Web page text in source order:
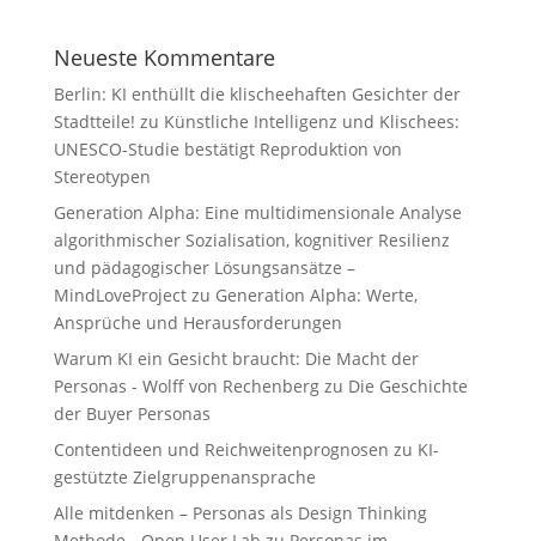
Neueste Kommentare
Berlin: KI enthüllt die klischeehaften Gesichter der
Stadtteile! zu Künstliche Intelligenz und Klischees:
UNESCO-Studie bestätigt Reproduktion von
Stereotypen
Generation Alpha: Eine multidimensionale Analyse
algorithmischer Sozialisation, kognitiver Resilienz
und pädagogischer Lösungsansätze –
MindLoveProjectzu Generation Alpha: Werte,
Ansprüche und Herausforderungen
Warum KI ein Gesicht braucht: Die Macht der
Personas - Wolff von Rechenbergzu Die Geschichte
der Buyer Personas
Contentideen und Reichweitenprognosen zu KI-
gestützte Zielgruppenansprache
Alle mitdenken – Personas als Design Thinking